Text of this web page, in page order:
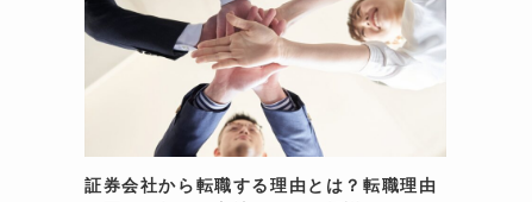
証券会社から転職する理由とは？転職理由